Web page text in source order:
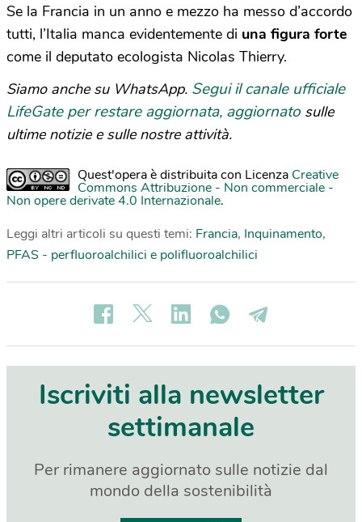
Se la Francia in un anno e mezzo ha messo d’accordo
tutti, l’Italia manca evidentemente di una figura forte
come il deputato ecologista Nicolas Thierry.
Siamo anche su WhatsApp. Segui il canale ufficiale
LifeGate per restare aggiornata, aggiornato sulle
ultime notizie e sulle nostre attività.
Quest'opera è distribuita con Licenza Creative
Commons Attribuzione - Non commerciale -
Non opere derivate 4.0 Internazionale.
Leggi altri articoli su questi temi: Francia, Inquinamento,
PFAS - perfluoroalchilici e polifluoroalchilici
Iscriviti alla newsletter
settimanale
Per rimanere aggiornato sulle notizie dal
mondo della sostenibilità